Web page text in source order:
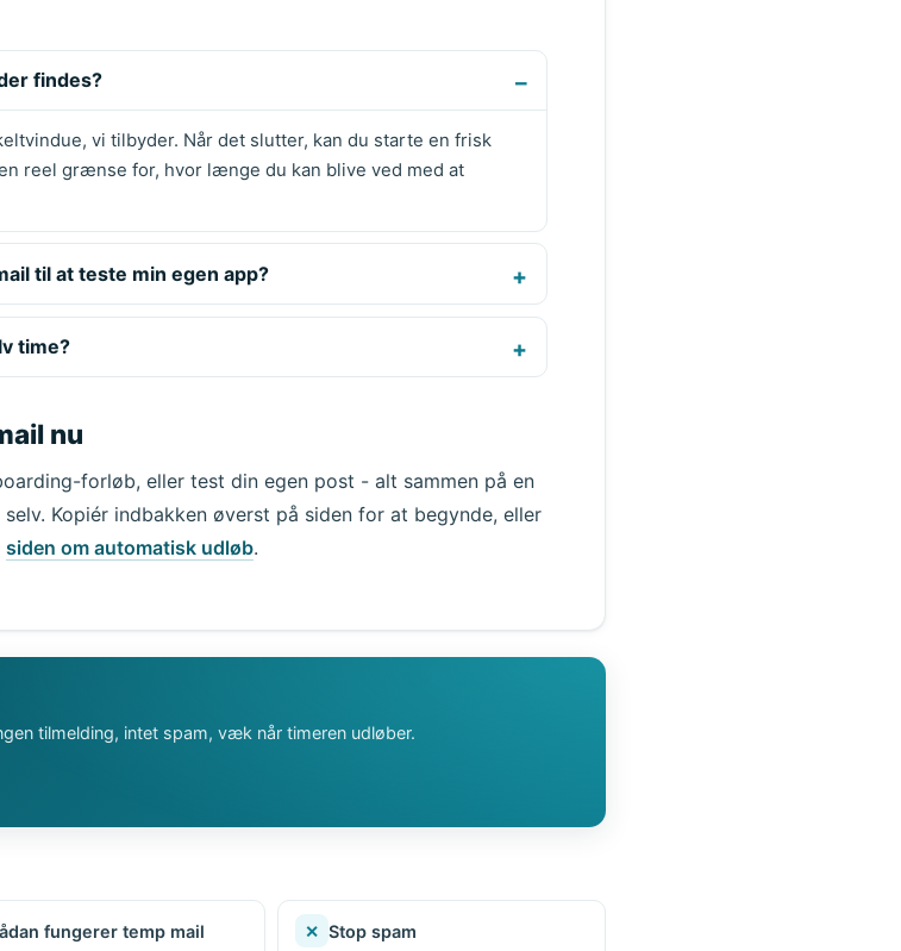
findes?
vi tilbyder. Når det slutter, kan du starte en frisk
reel grænse for, hvor længe du kan blive ved med at
til at teste min egen app?
time?
nu
forløb, eller test din egen post - alt sammen på en
Kopiér indbakken øverst på siden for at begynde, eller
siden om automatisk udløb.
tilmelding, intet spam, væk når timeren udløber.
fungerer temp mail ✕ Stop spam